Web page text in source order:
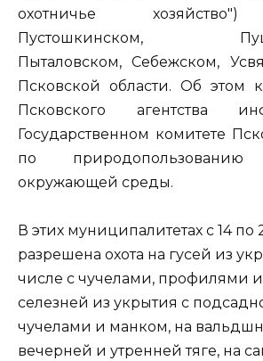
охотничье
Пустошкинском,
Пыталовском, Себежском,
Псковской области. Об этом
Псковского агентства
Государственном комитете
по
окружающей среды.
В этих муниципалитетах с 14 по
разрешена охота на гусей из
числе с чучелами, профилями
селезней из укрытия с
чучелами и манком, на
вечерней и утренней тяге, на